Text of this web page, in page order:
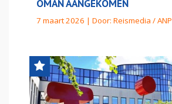
OMAN AANGEKOMEN
7 maart 2026 | Door: Reismedia / ANP